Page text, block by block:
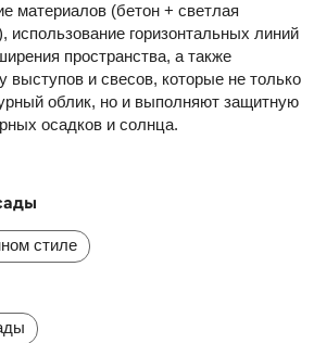
материалов (бетон + светлая
использование горизонтальных линий
пространства, а также
выступов и свесов, которые не только
облик, но и выполняют защитную
осадков и солнца.
стиле